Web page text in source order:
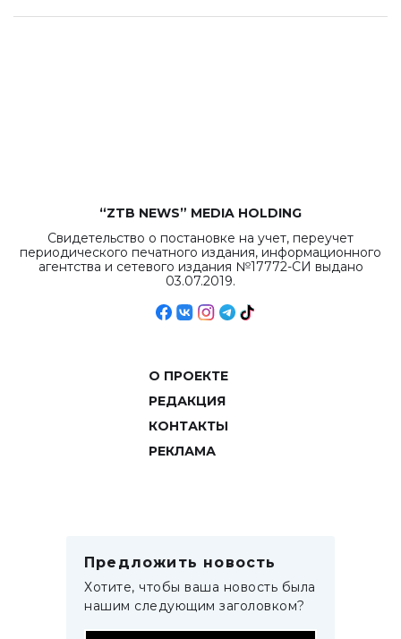
“ZTB NEWS” MEDIA HOLDING
Свидетельство о постановке на учет, переучет
периодического печатного издания, информационного
агентства и сетевого издания №17772-СИ выдано
03.07.2019.
О ПРОЕКТЕ
РЕДАКЦИЯ
КОНТАКТЫ
РЕКЛАМА
Предложить новость
Хотите, чтобы ваша новость была
нашим следующим заголовком?